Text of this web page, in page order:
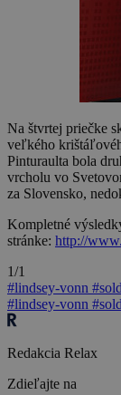
Na štvrtej priečke
veľkého
Pinturaulta bola
vrcholu vo
za Slovensko,
Kompletné
stránke: http://
1/1
#lindsey-vonn
#lindsey-vonn
Redakcia Relax
Zdieľajte na